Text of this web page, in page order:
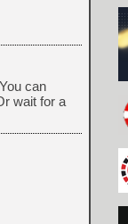
can
wait for a